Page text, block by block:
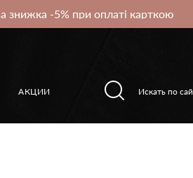
знижка -5% при оплаті карткою
АКЦИИ